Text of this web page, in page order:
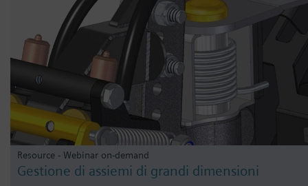
Resource - Webinar on-demand
Gestione di assiemi di grandi dimensioni